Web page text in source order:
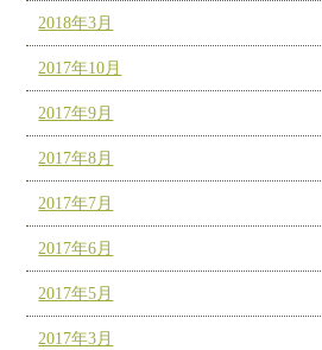
2018年3月
2017年10月
2017年9月
2017年8月
2017年7月
2017年6月
2017年5月
2017年3月